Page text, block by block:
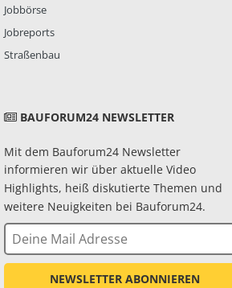
Jobbörse
Jobreports
Straßenbau
BAUFORUM24 NEWSLETTER
Mit dem Bauforum24 Newsletter
informieren wir über aktuelle Video
Highlights, heiß diskutierte Themen und
weitere Neuigkeiten bei Bauforum24.
NEWSLETTER ABONNIEREN